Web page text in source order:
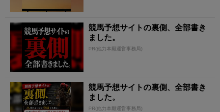
競馬予想サイトの裏側、全部書き
ました。
PR(他力本願運営事務局)
競馬予想サイトの裏側、全部書き
ました。
PR(他力本願運営事務局)